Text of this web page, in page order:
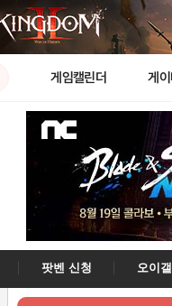
게임캘린더 게
팟벤 신청 오이갤